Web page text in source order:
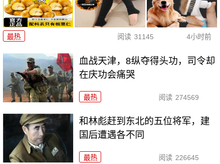
最热 阅读 31145 4小时前
血战天津，8纵夺得头功，司令却
在庆功会痛哭
最热 阅读 274569
和林彪赶到东北的五位将军，建
国后遭遇各不同
最热 阅读 226645